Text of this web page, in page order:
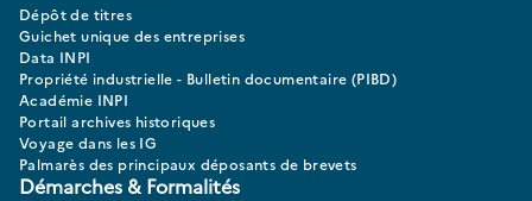
Dépôt de titres
Guichet unique des entreprises
Data INPI
Propriété industrielle - Bulletin documentaire (PIBD)
Académie INPI
Portail archives historiques
Voyage dans les IG
Palmarès des principaux déposants de brevets
Démarches & Formalités